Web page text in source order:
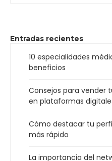
Entradas recientes
10 especialidades
beneficios
Consejos para vender
en plataformas
Cómo destacar tu
más rápido
La importancia del